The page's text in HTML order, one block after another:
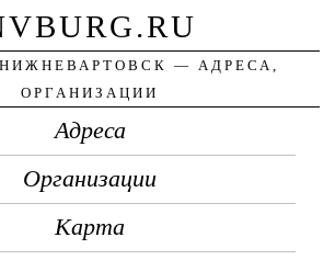
— АДРЕСА,
ОРГАНИЗАЦИИ
Адреса
Организации
Карта